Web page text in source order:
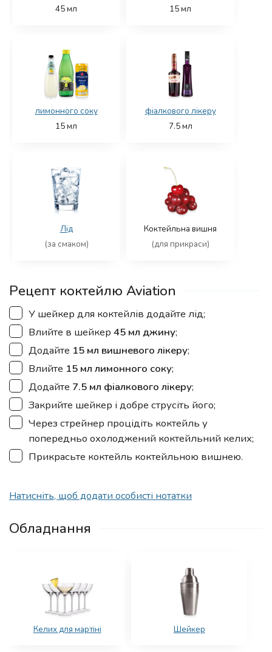
45мл
15мл
лимонного соку
15мл
фіалкового лікеру
7.5мл
Лід
(за смаком)
Коктейльна вишня
(для прикраси)
Рецепт коктейлю Aviation
▢
У шейкер для коктейлів додайте лід;
▢
Влийте в шейкер 45 мл джину;
▢
Додайте 15 мл вишневого лікеру;
▢
Влийте 15 мл лимонного соку;
▢
Додайте 7.5 мл фіалкового лікеру;
▢
Закрийте шейкер і добре струсіть його;
▢
Через стрейнер процідіть коктейль у
попередньо охолоджений коктейльний келих;
▢
Прикрасьте коктейль коктейльною вишнею.
Натисніть, щоб додати особисті нотатки
Обладнання
Келих для мартіні Шейкер